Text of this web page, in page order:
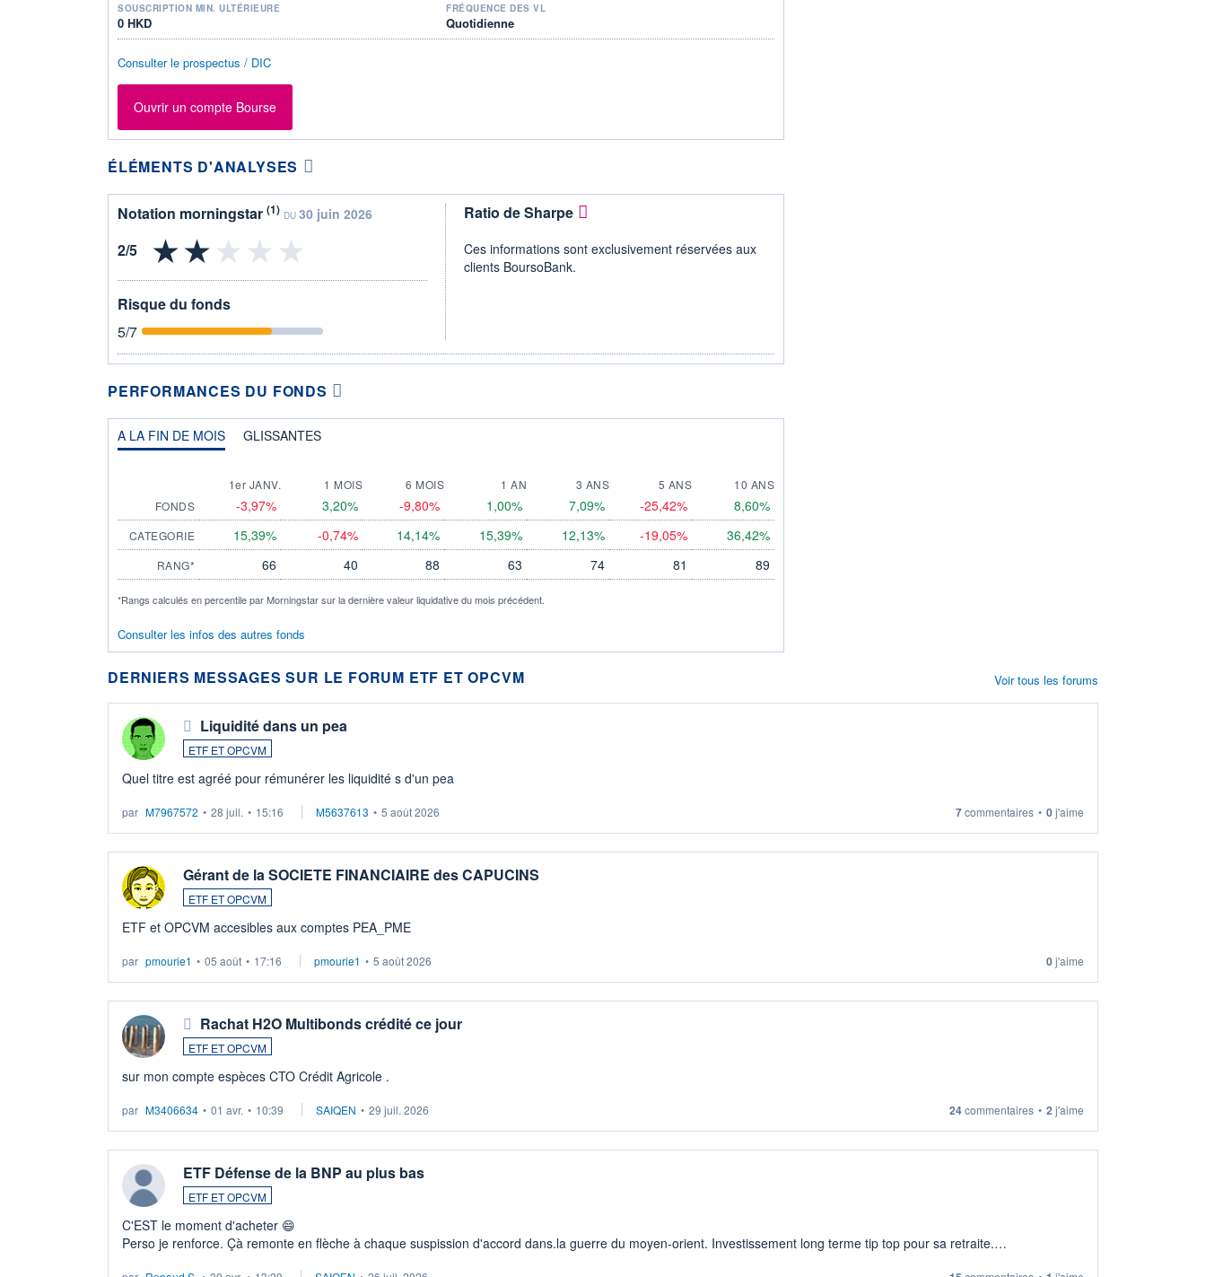
SOUSCRIPTION MIN. ULTÉRIEURE
0 HKD
FRÉQUENCE DES VL
Quotidienne
Consulter le prospectus / DIC
Ouvrir un compte Bourse
ÉLÉMENTS D'ANALYSES
Notation morningstar (1) DU 30 juin 2026
Risque du fonds
5/7
Ratio de Sharpe
Ces informations sont exclusivement réservées aux
clients BoursoBank.
PERFORMANCES DU FONDS
A LA FIN DE MOIS GLISSANTES
1er JANV. 1 MOIS 6 MOIS 1 AN 3 ANS 5 ANS
10 ANS
FONDS
-3,97% 3,20% -9,80% 1,00% 7,09% -25,42% 8,60%
CATEGORIE 15,39% -0,74% 14,14% 15,39% 12,13% -19,05% 36,42%
RANG* 66 40 88 63 74 81 89
*Rangs calculés en percentile par Morningstar sur la dernière valeur liquidative du mois précédent.
Consulter les infos des autres fonds
DERNIERS MESSAGES SUR LE FORUM ETF ET OPCVM
Liquidité dans un pea
ETF ET OPCVM
Quel titre est agréé pour rémunérer les liquidité s d'un pea
par M7967572 • 28 juil. • 15:16 M5637613 • 5 août 2026 7commentaires • 0j'aime
Gérant de la SOCIETE FINANCIAIRE des CAPUCINS
ETF ET OPCVM
ETF et OPCVM accesibles aux comptes PEA_PME
par pmourie1 • 05 août • 17:16 pmourie1 • 5 août 2026 0j'aime
Rachat H2O Multibonds crédité ce jour
ETF ET OPCVM
sur mon compte espèces CTO Crédit Agricole .
par M3406634 • 01 avr. • 10:39 SAIQEN • 29 juil. 2026 24commentaires • 2 j'aime
ETF Défense de la BNP au plus bas
ETF ET OPCVM
C'EST le moment d'acheter 😄​
Perso je renforce. Çà remonte en flèche à chaque suspission d'accord dans.la guerre du moyen-orient. Investissement long terme tip top pour sa retraite.
Voir tous les forums